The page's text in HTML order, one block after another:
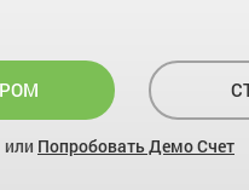
или Попробовать Демо Счет